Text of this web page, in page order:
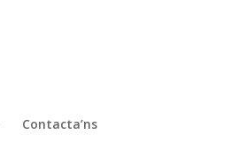
Contacta’ns